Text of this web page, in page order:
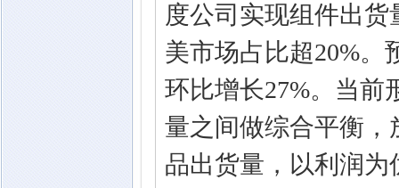
度公司实现组件出货
美市场占比超20%。
环比增长27%。当前
量之间做综合平衡
品出货量，以利润